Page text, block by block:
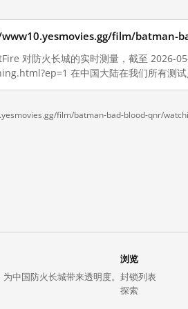
film/batman-
对防火长城的实时测量，截至
在中国大陆在我们所有测试
film/batman-bad-blood-qnr/
中国防火长城带来透明度。
浏览
封锁列表
探索